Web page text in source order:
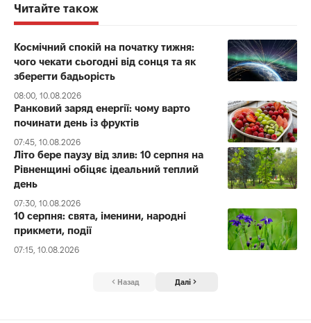
Читайте також
Космічний спокій на початку тижня:
чого чекати сьогодні від сонця та як
зберегти бадьорість
08:00, 10.08.2026
Ранковий заряд енергії: чому варто
починати день із фруктів
07:45, 10.08.2026
Літо бере паузу від злив: 10 серпня на
Рівненщині обіцяє ідеальний теплий
день
07:30, 10.08.2026
10 серпня: свята, іменини, народні
прикмети, події
07:15, 10.08.2026
Назад Далі